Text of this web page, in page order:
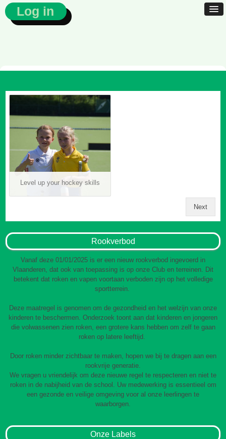
Log in
Level up your hockey skills
Next
Rookverbod
Vanaf deze 01/01/2025 is er een nieuw rookverbod ingevoerd in
Vlaanderen, dat ook van toepassing is op onze Club en terreinen. Dit
betekent dat roken en vapen voortaan verboden zijn op het volledige
sportterrein.
Deze maatregel is genomen om de gezondheid en het welzijn van onze
kinderen te beschermen. Onderzoek toont aan dat kinderen en jongeren
die volwassenen zien roken, een grotere kans hebben om zelf te gaan
roken op latere leeftijd.
Door roken minder zichtbaar te maken, hopen we bij te dragen aan een
rookvrije generatie.
We vragen u vriendelijk om deze nieuwe regel te respecteren en niet te
roken in de nabijheid van de school. Uw medewerking is essentieel om
een gezonde en veilige omgeving voor al onze leerlingen te
waarborgen.
Onze Labels